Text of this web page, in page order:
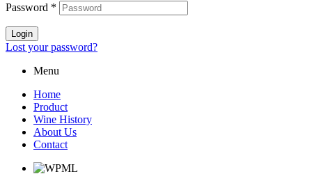
Password *
Login
Lost your password?
Menu
Home
Product
Wine History
About Us
Contact